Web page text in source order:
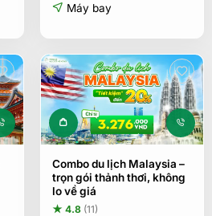
Máy bay
Combo du lịch Malaysia –
trọn gói thảnh thơi, không
lo về giá
★ 4.8 (11)